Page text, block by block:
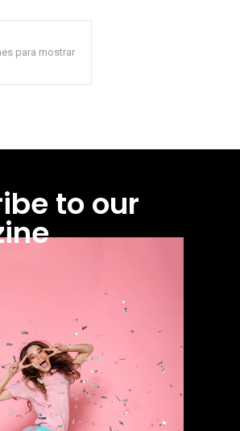
para mostrar
to our